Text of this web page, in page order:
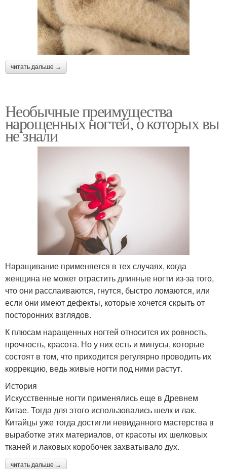
читать дальше →
Необычные преимущества
нарощенных ногтей, о которых вы
не знали
Наращивание применяется в тех случаях, когда
женщина не может отрастить длинные ногти из-за того,
что они расслаиваются, гнутся, быстро ломаются, или
если они имеют дефекты, которые хочется скрыть от
посторонних взглядов.
К плюсам наращенных ногтей относится их ровность,
прочность, красота. Но у них есть и минусы, которые
состоят в том, что приходится регулярно проводить их
коррекцию, ведь живые ногти под ними растут.
История
Искусственные ногти применялись еще в Древнем
Китае. Тогда для этого использовались шелк и лак.
Китайцы уже тогда достигли невиданного мастерства в
выработке этих материалов, от красоты их шелковых
тканей и лаковых коробочек захватывало дух.
читать дальше →